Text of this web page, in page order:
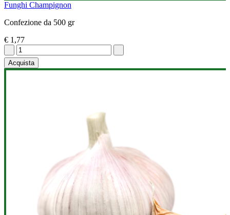
Funghi Champignon
Confezione da 500 gr
€ 1,77
Acquista